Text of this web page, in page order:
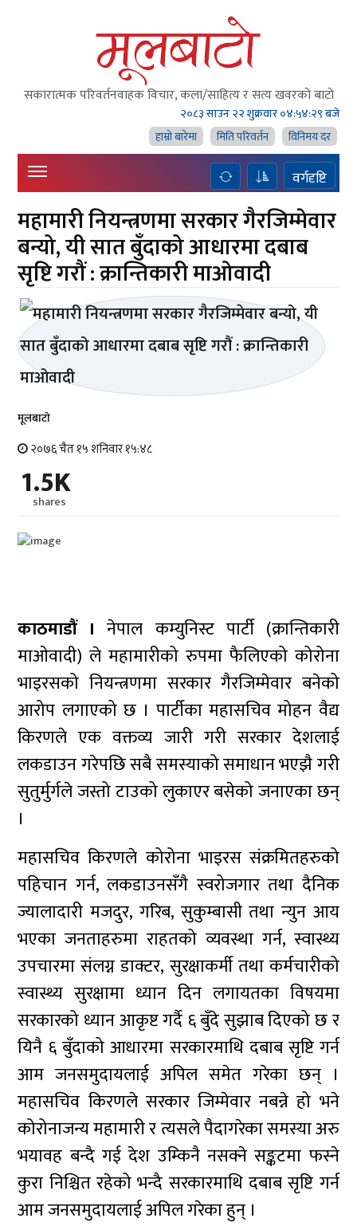
सकारात्मक परिवर्तनवाहक विचार, कला/साहित्य र सत्य खवरको बाटाे
२०८३ साउन २२ शुक्रवार०४:५४:३० बजे
हाम्राे बारेमा
मिति परिवर्तन विनिमय दर
वर्गदृष्टि
महामारी नियन्त्रणमा सरकार गैरजिम्मेवार
बन्यो, यी सात बुँदाको आधारमा दबाब
सृष्टि गरौं : क्रान्तिकारी माओवादी
मूलबाटाे
२०७६ चैत १५ शनिवार १५:४८
1.5K
shares
काठमाडौं । नेपाल कम्युनिस्ट पार्टी (क्रान्तिकारी
माओवादी) ले महामारीको रुपमा फैलिएको कोरोना
भाइरसको नियन्त्रणमा सरकार गैरजिम्मेवार बनेको
आरोप लगाएको छ । पार्टीका महासचिव मोहन वैद्य
किरणले एक वक्तव्य जारी गरी सरकार देशलाई
लकडाउन गरेपछि सबै समस्याको समाधान भएझै गरी
सुतुर्मुर्गले जस्तो टाउको लुकाएर बसेको जनाएका छन्
।
महासचिव किरणले कोरोना भाइरस संक्रमितहरुको
पहिचान गर्न, लकडाउनसँगै स्वरोजगार तथा दैनिक
ज्यालादारी मजदुर, गरिब, सुकुम्बासी तथा न्युन आय
भएका जनताहरुमा राहतको व्यवस्था गर्न, स्वास्थ्य
उपचारमा संलग्न डाक्टर, सुरक्षाकर्मी तथा कर्मचारीको
स्वास्थ्य सुरक्षामा ध्यान दिन लगायतका विषयमा
सरकारको ध्यान आकृष्ट गर्दै ६ बुँदे सुझाब दिएको छ र
यिनै ६ बुँदाको आधारमा सरकारमाथि दबाब सृष्टि गर्न
आम जनसमुदायलाई अपिल समेत गरेका छन् ।
महासचिव किरणले सरकार जिम्मेवार नबन्ने हो भने
कोरोनाजन्य महामारी र त्यसले पैदागरेका समस्या अरु
भयावह बन्दै गई देश उम्किनै नसक्ने सङ्कटमा फस्ने
कुरा निश्चित रहेको भन्दै सरकारमाथि दबाब सृष्टि गर्न
आम जनसमुदायलाई अपिल गरेका हुन् ।